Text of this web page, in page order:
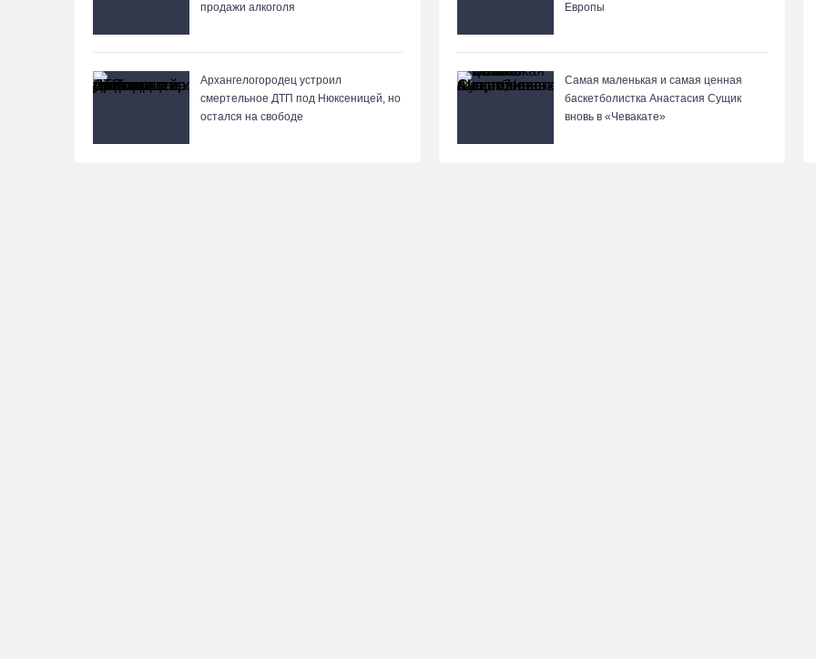
продажи алкоголя
Архангелогородец устроил
смертельное ДТП под Нюксеницей, но
остался на свободе
Европы
Самая маленькая и самая ценная
баскетболистка Анастасия Сущик
вновь в «Чевакате»